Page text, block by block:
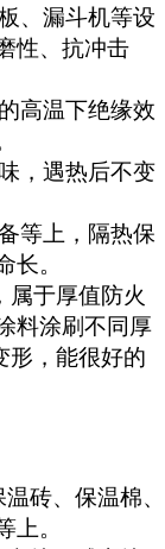
、漏斗机等设
性、抗冲击
高温下绝缘效
，遇热后不变
等上，隔热保
长。
属于厚值防火
料涂刷不同厚
形，能很好的
砖、保温棉、
上。